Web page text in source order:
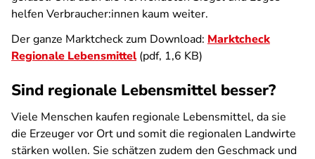
helfen Verbraucher:innen kaum weiter.
Der ganze Marktcheck zum Download: Marktcheck
Regionale Lebensmittel(pdf, 1,6 KB)
Sind regionale Lebensmittel besser?
Viele Menschen kaufen regionale Lebensmittel, da sie
die Erzeuger vor Ort und somit die regionalen Landwirte
stärken wollen. Sie schätzen zudem den Geschmack und